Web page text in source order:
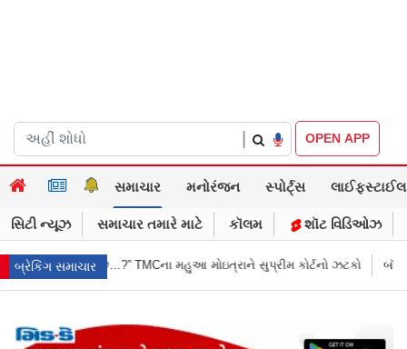
OPEN APP
સમાચાર મનોરંજન સ્પોર્ટ્સ લાઈફસ્ટાઈલ
સિટી ન્યૂઝ સમાચાર તમારે માટે કૉલમ શૉટ વિડિઓઝ
બ્રેકિંગ સમાચાર
સુપ્રીમ કોર્ટનો ઝટકો બૉમ્બની ધમકી બાદ મુંબઈમાં હાઈ ઍલર્ટ: